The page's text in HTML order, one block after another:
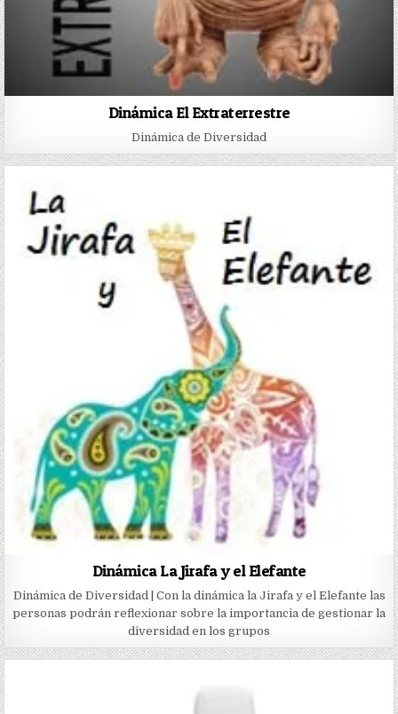
Dinámica El Extraterrestre
Dinámica de Diversidad
Dinámica La Jirafa y el Elefante
Dinámica de Diversidad | Con la dinámica la Jirafa y el Elefante las
personas podrán reflexionar sobre la importancia de gestionar la
diversidad en los grupos